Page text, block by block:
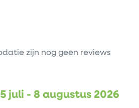
zijn nog geen reviews
juli - 8 augustus 2026